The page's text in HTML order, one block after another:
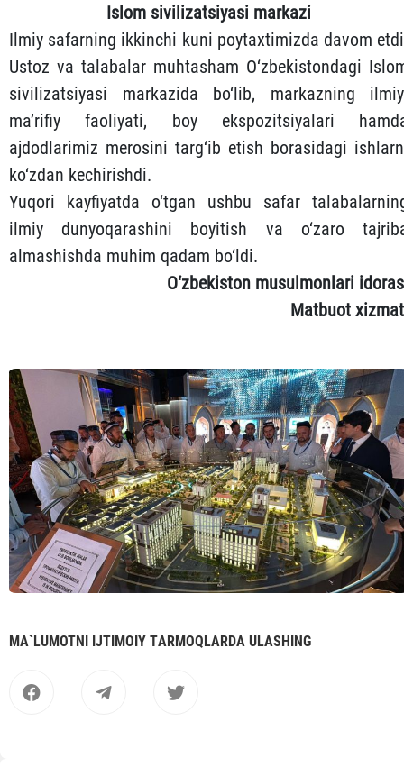
Islom sivilizatsiyasi markazi
Ilmiy safarning ikkinchi kuni poytaxtimizda davom
Ustoz va talabalar muhtasham O‘zbekistondagi
sivilizatsiyasi markazida bo‘lib, markazning
ma’rifiy faoliyati, boy ekspozitsiyalari
ajdodlarimiz merosini targ‘ib etish borasidagi
ko‘zdan kechirishdi.
Yuqori kayfiyatda o‘tgan ushbu safar
ilmiy dunyoqarashini boyitish va o‘zaro
almashishda muhim qadam bo‘ldi.
O‘zbekiston musulmonlari
Matbuot
MА`LUMOTNI IJTIMOIY TАRMOQLАRDА ULАSHING